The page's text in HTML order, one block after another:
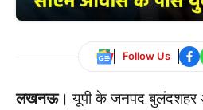
Follow Us
लखनऊ। यूपी के जनपद बुलंदशहर